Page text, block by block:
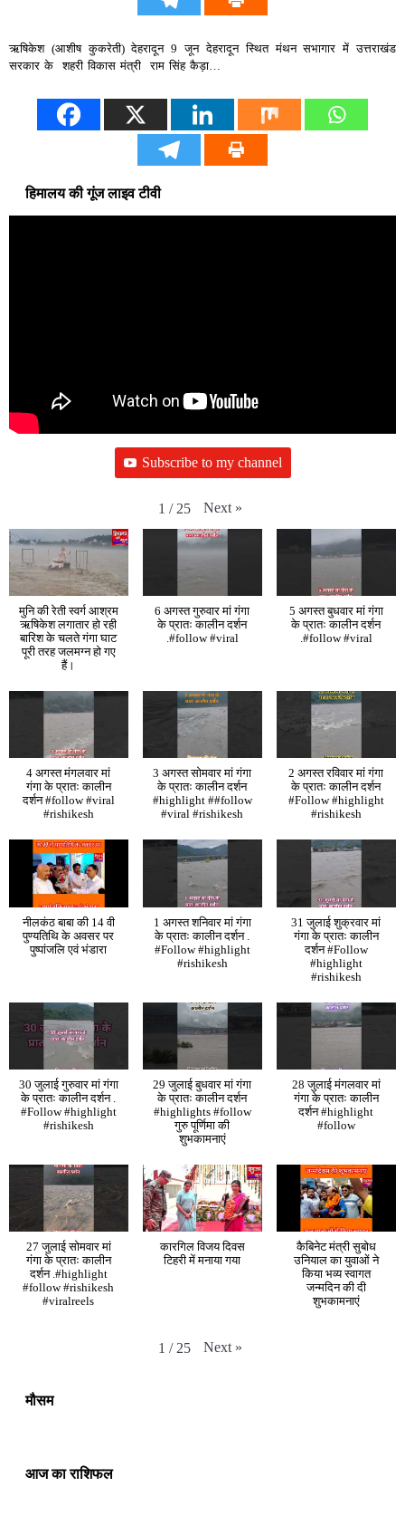
ऋषिकेश (आशीष कुकरेती) देहरादून 9 जून देहरादून स्थित मंथन सभागार में उत्तराखंड
सरकार के शहरी विकास मंत्री राम सिंह कैड़ा…
हिमालय की गूंज लाइव टीवी
Subscribe to my channel
1 / 25 Next »
मुनि की रेती स्वर्ग आश्रम
ऋषिकेश लगातार हो रही
बारिश के चलते गंगा घाट
पूरी तरह जलमग्न हो गए
हैं।
6 अगस्त गुरुवार मां गंगा
के प्रातः कालीन दर्शन
.#follow #viral
5 अगस्त बुधवार मां गंगा
के प्रातः कालीन दर्शन
.#follow #viral
4 अगस्त मंगलवार मां
गंगा के प्रातः कालीन
दर्शन #follow #viral
#rishikesh
3 अगस्त सोमवार मां गंगा
के प्रातः कालीन दर्शन
#highlight ##follow
#viral #rishikesh
2 अगस्त रविवार मां गंगा
के प्रातः कालीन दर्शन
#Follow #highlight
#rishikesh
नीलकंठ बाबा की 14 वी
पुण्यतिथि के अवसर पर
पुष्पांजलि एवं भंडारा
1 अगस्त शनिवार मां गंगा
के प्रातः कालीन दर्शन .
#Follow #highlight
#rishikesh
31 जुलाई शुक्रवार मां
गंगा के प्रातः कालीन
दर्शन #Follow
#highlight
#rishikesh
30 जुलाई गुरुवार मां गंगा
के प्रातः कालीन दर्शन .
#Follow #highlight
#rishikesh
29 जुलाई बुधवार मां गंगा
के प्रातः कालीन दर्शन
#highlights #follow
गुरु पूर्णिमा की
शुभकामनाएं
28 जुलाई मंगलवार मां
गंगा के प्रातः कालीन
दर्शन #highlight
#follow
27 जुलाई सोमवार मां
गंगा के प्रातः कालीन
दर्शन .#highlight
#follow #rishikesh
#viralreels
कारगिल विजय दिवस
टिहरी में मनाया गया
कैबिनेट मंत्री सुबोध
उनियाल का युवाओं ने
किया भव्य स्वागत
जन्मदिन की दी
शुभकामनाएं
1 / 25 Next »
मौसम
आज का राशिफल